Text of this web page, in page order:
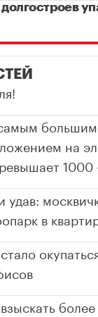
на
1000
удав:
в